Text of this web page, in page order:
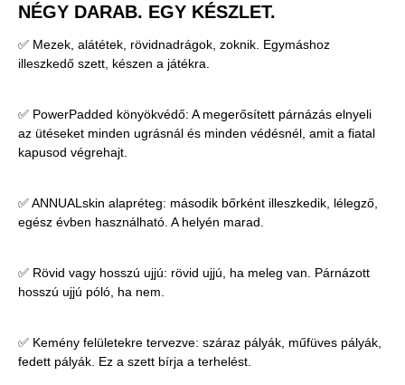
NÉGY DARAB. EGY KÉSZLET.
✅ Mezek, alátétek, rövidnadrágok, zoknik. Egymáshoz
illeszkedő szett, készen a játékra.
✅ PowerPadded könyökvédő: A megerősített párnázás elnyeli
az ütéseket minden ugrásnál és minden védésnél, amit a fiatal
kapusod végrehajt.
✅ ANNUALskin alapréteg: második bőrként illeszkedik, lélegző,
egész évben használható. A helyén marad.
✅ Rövid vagy hosszú ujjú: rövid ujjú, ha meleg van. Párnázott
hosszú ujjú póló, ha nem.
✅ Kemény felületekre tervezve: száraz pályák, műfüves pályák,
fedett pályák. Ez a szett bírja a terhelést.